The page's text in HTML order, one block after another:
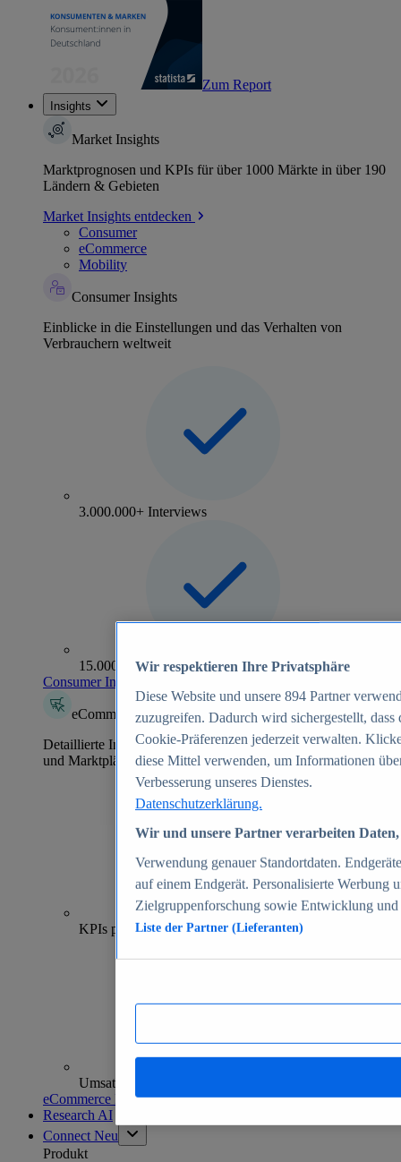
Zum Report
Insights
Market Insights
Marktprognosen und KPIs für über 1000 Märkte in über 190
Ländern & Gebieten
Market Insights entdecken
Consumer
eCommerce
Mobility
Consumer Insights
Einblicke in die Einstellungen und das Verhalten von
Verbrauchern weltweit
3.000.000+ Interviews
15.000+ Marken
Consumer Insights entdecken
eCommerce Insights
Detaillierte Informationen zu mehr als 39.000 Online-Shops
und Marktplätzen
70+
KPIs pro Shop
Umsatzanalysen und -prognosen
eCommerce Insights entdecken
Research AI
Connect Neu
Produkt
Wir respektieren Ihre Privatsphäre
Diese Website und unsere 894 Partner
zuzugreifen. Dadurch wird sichergestellt,
Cookie-Präferenzen jederzeit verwalten.
diese Mittel verwenden, um Informationen
Verbesserung unseres Dienstes.
Datenschutzerklärung.
Wir und unsere Partner verarbeiten
Verwendung genauer Standortdaten.
auf einem Endgerät. Personalisierte Werbung
Zielgruppenforschung sowie Entwicklung
Liste der Partner (Lieferanten)